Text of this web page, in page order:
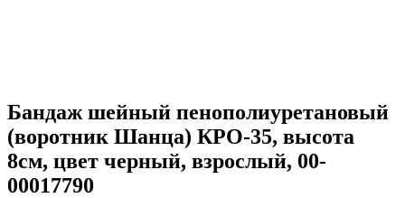
Бандаж шейный пенополиуретановый
(воротник Шанца) КРО-35, высота
8см, цвет черный, взрослый, 00-
00017790